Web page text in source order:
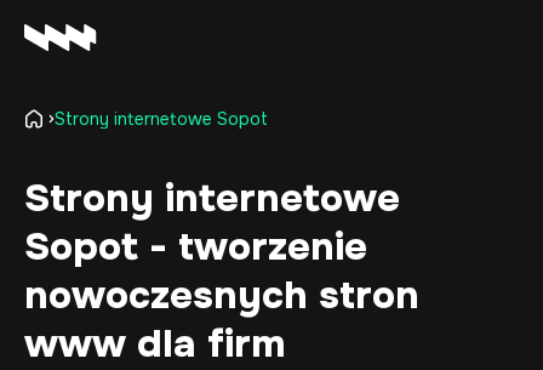
O firmie
Kariera
Baza wiedzy
Kontakt
Strony internetowe Sopot
Strony internetowe
Sopot - tworzenie
nowoczesnych stron
www dla firm